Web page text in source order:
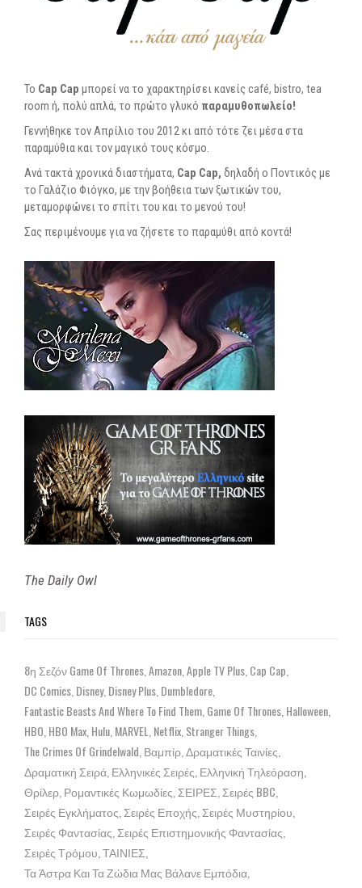
To Cap Cap μπορεί να το χαρακτηρίσει κανείς café, bistro, tea
room ή, πολύ απλά, το πρώτο γλυκό παραμυθοπωλείο!
Γεννήθηκε τον Απρίλιο του 2012 κι από τότε ζει μέσα στα
παραμύθια και τον μαγικό τους κόσμο.
Ανά τακτά χρονικά διαστήματα, Cap Cap, δηλαδή ο Ποντικός με
το Γαλάζιο Φιόγκο, με την βοήθεια των ξωτικών του,
μεταμορφώνει το σπίτι του και το μενού του!
Σας περιμένουμε για να ζήσετε το παραμύθι από κοντά!
The Daily Owl
TAGS
8η Σεζόν Game Of Thrones Amazon Apple TV Plus Cap Cap
DC Comics Disney Disney Plus Dumbledore
Fantastic Beasts And Where To Find Them Game Of Thrones Halloween
HBO HBO Max Hulu MARVEL Netflix Stranger Things
The Crimes Of Grindelwald Βαμπίρ Δραματικές Ταινίες
Δραματική Σειρά Ελληνικές Σειρές Ελληνική Τηλεόραση
Θρίλερ Ρομαντικές Κωμωδίες ΣΕΙΡΕΣ Σειρές BBC
Σειρές Εγκλήματος Σειρές Εποχής Σειρές Μυστηρίου
Σειρές Φαντασίας Σειρές Επιστημονικής Φαντασίας
Σειρές Τρόμου ΤΑΙΝΙΕΣ
Τα Άστρα Και Τα Ζώδια Μας Βάλανε Εμπόδια